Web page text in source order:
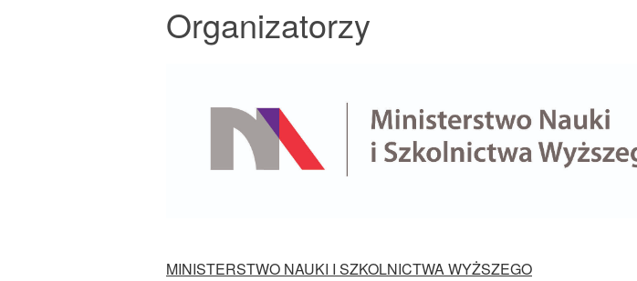
Organizatorzy
MINISTERSTWO NAUKI I SZKOLNICTWA WYŻSZEGO